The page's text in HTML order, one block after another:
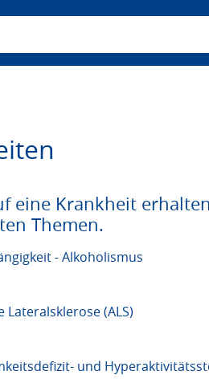
eine Krankheit
Themen.
- Alkoholismus
(ALS)
und